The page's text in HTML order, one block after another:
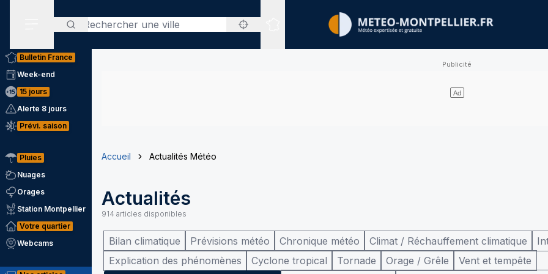
Rechercher
Sites expertisés
Bulletin France
Week-end
15 jours
Alerte 8 jours
Prévi. saison
Pluies
Nuages
Orages
Station Montpellier
Votre quartier
Webcams
Accueil Actualités Météo
Actualités
914 articles disponibles
Bilan climatique Prévisions météo Chronique météo Climat / Réchauffement climatique
Explication des phénomènes
Cyclone tropical Tornade Orage / Grêle
Vent et tempête